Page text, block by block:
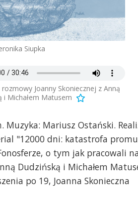
Siupka
rozmowy Joanny Skoniecznej z Anną
i Michałem Matusem
Muzyka: Mariusz Ostański.
"12000 dni: katastrofa
o tym jak pracowali
Dudzińską i Michałem
po 19, Joanna Skonieczna